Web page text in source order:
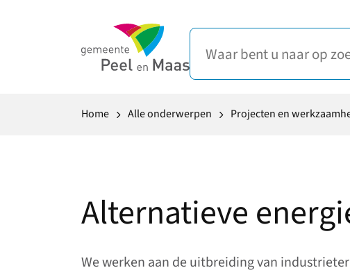
Home Alle onderwerpen Projecten en
Alternatieve
We werken aan de uitbreiding van